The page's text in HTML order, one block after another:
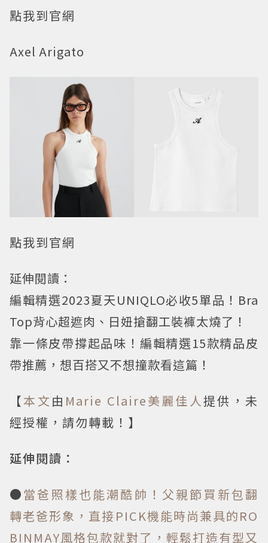
點我到官網
Axel Arigato
點我到官網
延伸閱讀：
編輯精選2023夏天UNIQLO必收5單品！Bra
Top背心超遮肉、日妞搶翻工裝褲太燒了！
靠一條皮帶撐起品味！編輯精選15款精品皮
帶推薦，想百搭又不想撞款看這篇！
【本文 由 Marie Claire美麗佳人提供，未
經授權，請勿轉載！】
延伸閱讀：
●當爸照樣也能潮酷帥！父親節買新包翻
轉老爸形象，直接PICK機能時尚兼具的RO
BINMAY風格包款就對了，輕鬆打造有型又